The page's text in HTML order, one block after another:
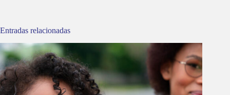
Entradas relacionadas